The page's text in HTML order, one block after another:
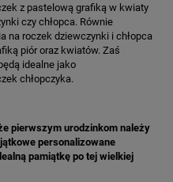
z pastelową grafiką w kwiaty
czy chłopca. Równie
na roczek dziewczynki i chłopca
piór oraz kwiatów. Zaś
idealne jako
chłopczyka.
pierwszym urodzinkom należy
personalizowane
pamiątkę po tej wielkiej